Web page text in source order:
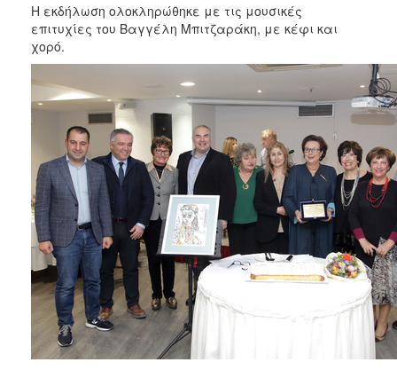
Η εκδήλωση ολοκληρώθηκε με τις μουσικές
επιτυχίες του Βαγγέλη Μπιτζαράκη, με κέφι και
χορό.